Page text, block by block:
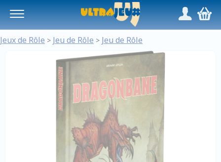
/,
Jeux de Rôle > Jeu de Rôle > Jeu de Rôle